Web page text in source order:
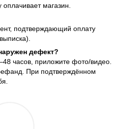
магазин.
подтверждающий оплату
дефект?
часов, приложите фото/видео.
При подтверждённом